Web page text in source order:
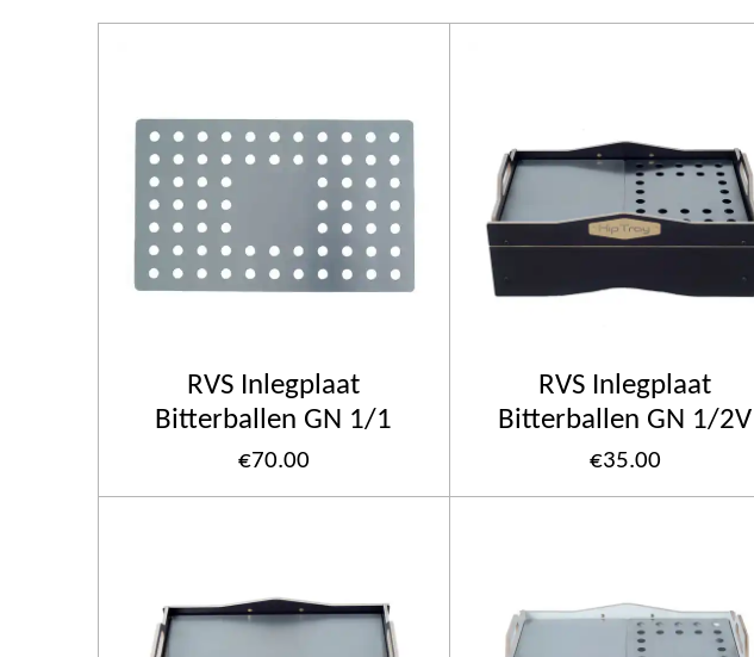
RVS Inlegplaat
Bitterballen GN 1/1
€70.00
RVS Inlegplaat
Bitterballen GN 1/2V
€35.00